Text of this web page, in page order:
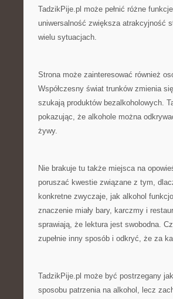
TadzikPije.pl może pełnić różne
uniwersalność zwiększa atrakcyjność
wielu sytuacjach.
Strona może zainteresować również
Współczesny świat trunków zmienia
szukają produktów bezalkoholowych.
pokazując, że alkohole można
żywy.
Nie brakuje tu także miejsca na
poruszać kwestie związane z tym,
konkretne zwyczaje, jak alkohol
znaczenie miały bary, karczmy i
sprawiają, że lektura jest swobodna.
zupełnie inny sposób i odkryć, że za
TadzikPije.pl może być postrzegany
sposobu patrzenia na alkohol, lecz